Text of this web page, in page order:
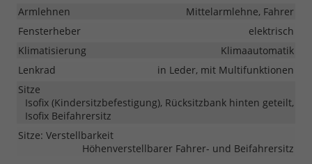
Armlehnen
Mittelarmlehne, Fahrer
Fensterheber
elektrisch
Klimatisierung
Klimaautomatik
Lenkrad
in Leder, mit Multifunktionen
Sitze
Isofix (Kindersitzbefestigung), Rücksitzbank hinten geteilt,
Isofix Beifahrersitz
Sitze: Verstellbarkeit
Höhenverstellbarer Fahrer- und Beifahrersitz